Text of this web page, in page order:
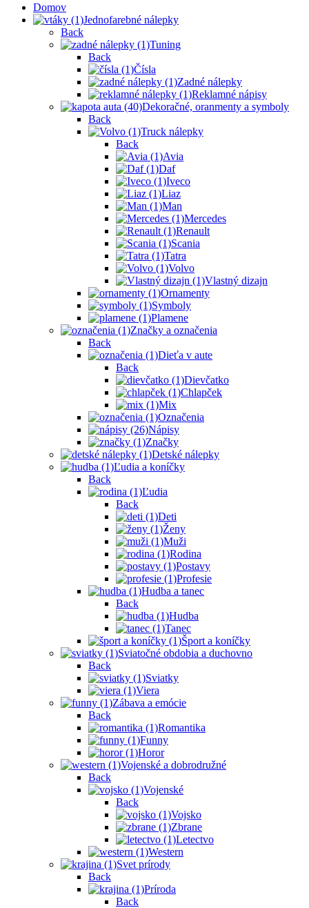
Domov
Jednofarebné nálepky
Back
Tuning
Back
Čísla
Zadné nálepky
Reklamné nápisy
Dekoračné, oranmenty a symboly
Back
Truck nálepky
Back
Avia
Daf
Iveco
Liaz
Man
Mercedes
Renault
Scania
Tatra
Volvo
Vlastný dizajn
Ornamenty
Symboly
Plamene
Značky a označenia
Back
Dieťa v aute
Back
Dievčatko
Chlapček
Mix
Označenia
Nápisy
Značky
Detské nálepky
Ľudia a koníčky
Back
Ľudia
Back
Deti
Ženy
Muži
Rodina
Postavy
Profesie
Hudba a tanec
Back
Hudba
Tanec
Šport a koníčky
Sviatočné obdobia a duchovno
Back
Sviatky
Viera
Zábava a emócie
Back
Romantika
Funny
Horor
Vojenské a dobrodružné
Back
Vojenské
Back
Vojsko
Zbrane
Letectvo
Western
Svet prírody
Back
Príroda
Back